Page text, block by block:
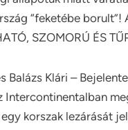
“feketébe
SZOMORÚ ÉS
Balázs Klári –
Intercontinentalban
korszak lezárását